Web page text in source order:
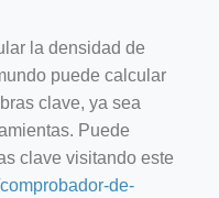
la densidad de
puede calcular
clave, ya sea
Puede
clave visitando este
de-